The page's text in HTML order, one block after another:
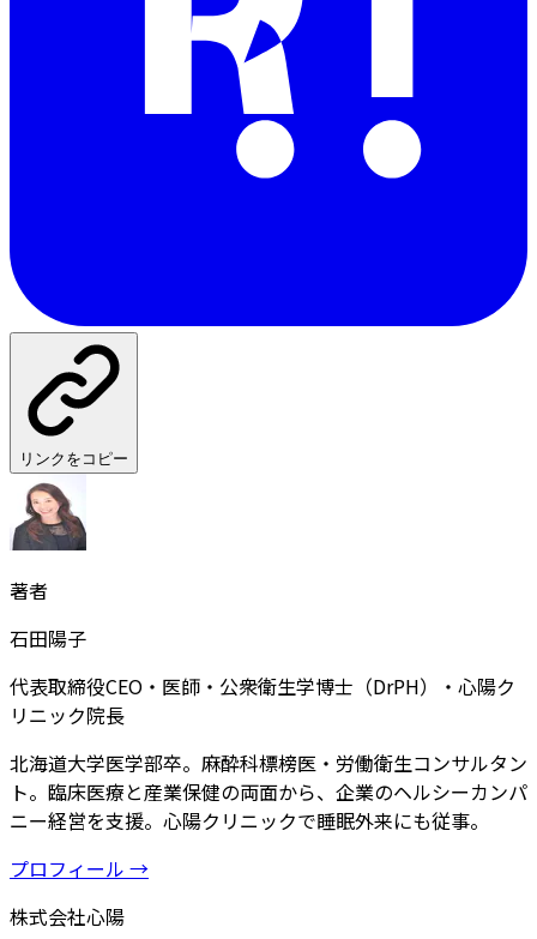
リンクをコピー
著者
石田陽子
代表取締役CEO・医師・公衆衛生学博士（DrPH）・心陽ク
リニック院長
北海道大学医学部卒。麻酔科標榜医・労働衛生コンサルタン
ト。臨床医療と産業保健の両面から、企業のヘルシーカンパ
ニー経営を支援。心陽クリニックで睡眠外来にも従事。
プロフィール →
株式会社心陽